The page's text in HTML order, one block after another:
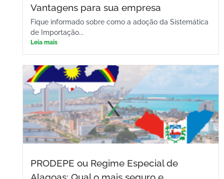
Vantagens para sua empresa
Fique informado sobre como a adoção da Sistemática
de Importação...
Leia mais
PRODEPE ou Regime Especial de
Alagoas: Qual o mais seguro e